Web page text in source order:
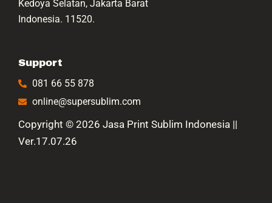
Kedoya Selatan, Jakarta Barat
Indonesia. 11520.
Support
081 66 55 878
online@supersublim.com
Copyright © 2026 Jasa Print Sublim Indonesia ||
Ver.17.07.26